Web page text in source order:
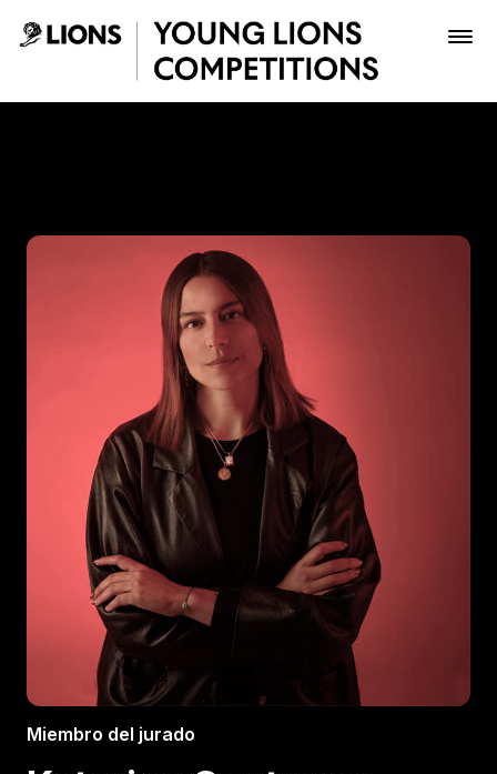
Saltar al contenido principal
Inscribir
Boletería
Miembro del jurado